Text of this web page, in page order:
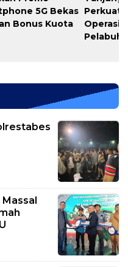
5G Bekas
Bonus Kuota
Perkuat